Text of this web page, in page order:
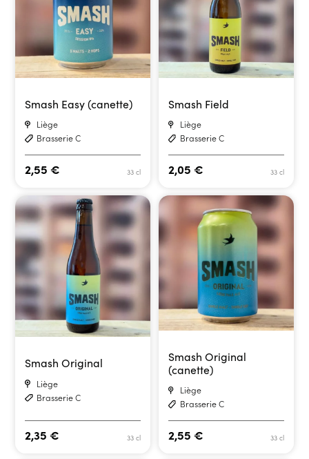
Smash Easy (canette)
Liège
Brasserie C
33 cl
2,55€
Smash Field
Liège
Brasserie C
33 cl
2,05 €
Smash Original
Liège
Brasserie C
33 cl
2,35€
Smash Original
(canette)
Liège
Brasserie C
33 cl
2,55 €